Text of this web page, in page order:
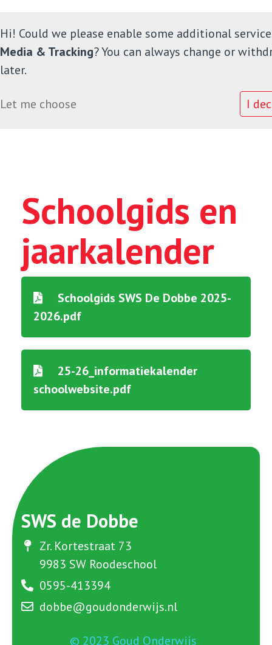
Ouders
Leerlingenraad
Contact
Schoolgids en
jaarkalender
Schoolgids SWS De Dobbe 2025-
2026.pdf
25-26_informatiekalender
schoolwebsite.pdf
SWS de Dobbe
Zr. Kortestraat 73
9983 SW Roodeschool
0595-413394
dobbe@goudonderwijs.nl
© 2023 Goud Onderwijs
Hi! Could we please enable some additional
Media & Tracking? You can always change or
later.
Let me choose I